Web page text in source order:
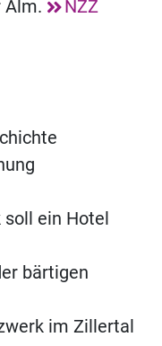
Alm.
NZZ
ein Hotel
bärtigen
im Zillertal